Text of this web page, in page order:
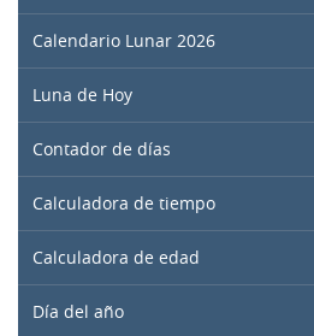
Calendario Lunar 2026
Luna de Hoy
Contador de días
Calculadora de tiempo
Calculadora de edad
Día del año